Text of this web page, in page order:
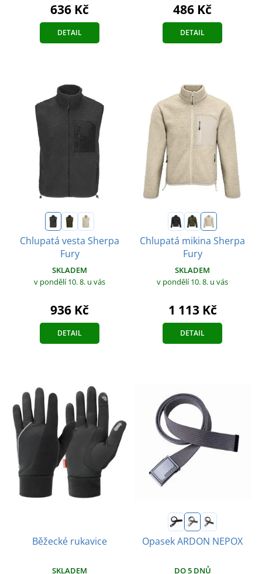
636 Kč
DETAIL
486 Kč
DETAIL
Chlupatá vesta Sherpa
Fury
SKLADEM
v pondělí 10. 8. u vás
936 Kč
DETAIL
Chlupatá mikina Sherpa
Fury
SKLADEM
v pondělí 10. 8. u vás
1 113 Kč
DETAIL
Běžecké rukavice
SKLADEM
Opasek ARDON NEPOX
DO 5 DNŮ